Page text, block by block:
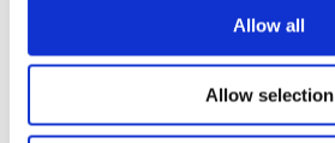
Allow all
Allow selection